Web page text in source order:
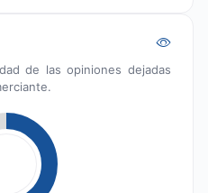
de las opiniones dejadas